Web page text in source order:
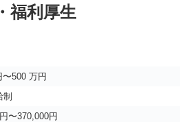
福利厚生
〜500 万円
制
〜370,000円